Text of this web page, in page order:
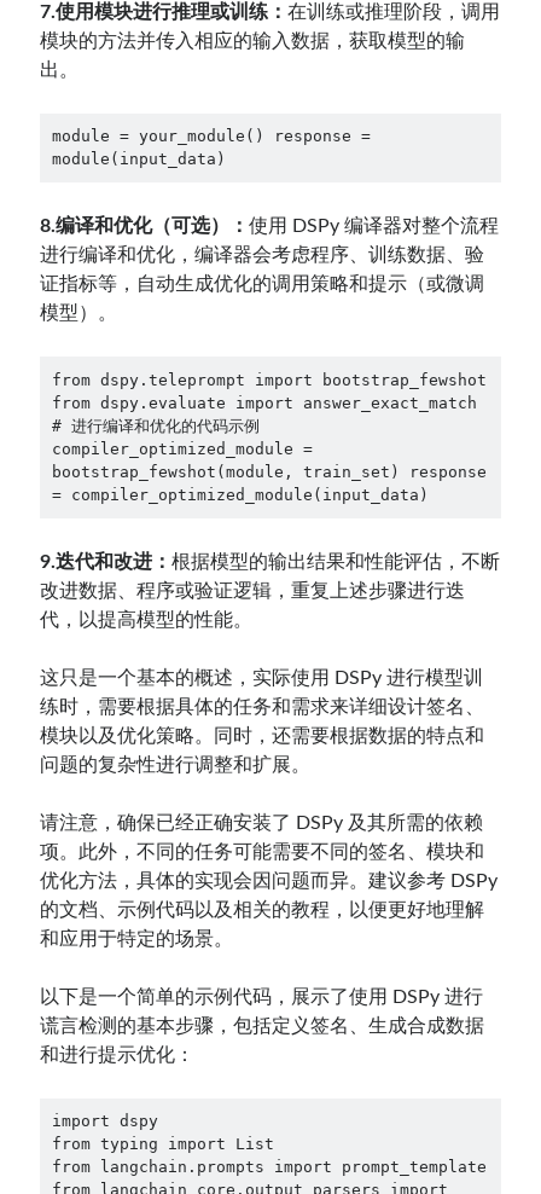
7.使用模块进行推理或训练：在训练或推理阶段，调用
模块的方法并传入相应的输入数据，获取模型的输
出。
module = your_module() response =
module(input_data)
8.编译和优化（可选）：使用 DSPy 编译器对整个流程
进行编译和优化，编译器会考虑程序、训练数据、验
证指标等，自动生成优化的调用策略和提示（或微调
模型）。
from dspy.teleprompt import bootstrap_fewshot
from dspy.evaluate import answer_exact_match
# 进行编译和优化的代码示例
compiler_optimized_module =
bootstrap_fewshot(module, train_set) response
= compiler_optimized_module(input_data)
9.迭代和改进：根据模型的输出结果和性能评估，不断
改进数据、程序或验证逻辑，重复上述步骤进行迭
代，以提高模型的性能。
这只是一个基本的概述，实际使用 DSPy 进行模型训
练时，需要根据具体的任务和需求来详细设计签名、
模块以及优化策略。同时，还需要根据数据的特点和
问题的复杂性进行调整和扩展。
请注意，确保已经正确安装了 DSPy 及其所需的依赖
项。此外，不同的任务可能需要不同的签名、模块和
优化方法，具体的实现会因问题而异。建议参考 DSPy
的文档、示例代码以及相关的教程，以便更好地理解
和应用于特定的场景。
以下是一个简单的示例代码，展示了使用 DSPy 进行
谎言检测的基本步骤，包括定义签名、生成合成数据
和进行提示优化：
import dspy
from typing import List
from langchain.prompts import prompt_template
from langchain_core.output_parsers import